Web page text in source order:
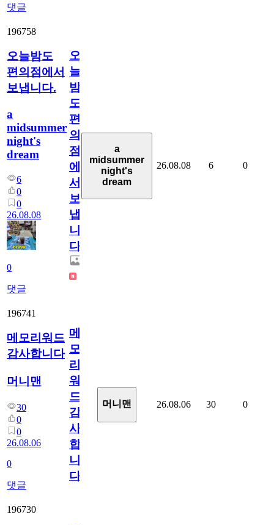
댓글
196758
오늘밤도
편의점에서
보냅니다.
a
midsummer
night's
dream
6
0
0
26.08.08
0
댓글
오
늘
밤
도
편
의
점
에
서
보
냅
니
다.
a
midsummer
night's
dream
26.08.08 6 0
196741
메모리워드
감사합니다
머니맨
30
0
0
26.08.06
0
댓글
메
모
리
워
드
감
사
합
니
다
머니맨 26.08.06 30 0
196730